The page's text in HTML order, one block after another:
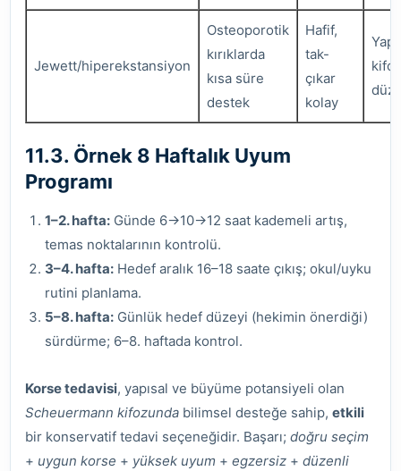
Jewett/hiperekstansiyon
Osteoporotik
kırıklarda
kısa süre
destek
Hafif,
tak-
çıkar
kolay
kifoz
11.3. Örnek 8 Haftalık Uyum
Programı
1–2. hafta: Günde 6→10→12 saat kademeli artış,
temas noktalarının kontrolü.
3–4. hafta: Hedef aralık 16–18 saate çıkış; okul/uyku
rutini planlama.
5–8. hafta: Günlük hedef düzeyi (hekimin önerdiği)
sürdürme; 6–8. haftada kontrol.
Korse tedavisi, yapısal ve büyüme potansiyeli olan
Scheuermann kifozunda bilimsel desteğe sahip, etkili
bir konservatif tedavi seçeneğidir. Başarı; doğru seçim
+ uygun korse + yüksek uyum + egzersiz + düzenli